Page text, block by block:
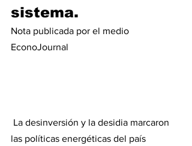
sistema.
Nota publicada por el medio
EconoJournal
las políticas energéticas del país